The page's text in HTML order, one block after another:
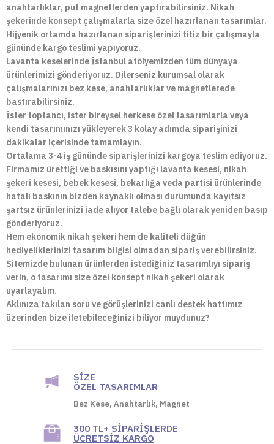
anahtarlıklar, puf magnetlerden yaptırabilirsiniz. Nikah
şekerinde konsept çalışmalarla size özel hazırlanan tasarımlar.
Hijyenik ortamda hazırlanan siparişlerinizi titiz bir çalışmayla
gününde kargo teslimi yapıyoruz.
Lavanta keselerinde İstanbul atölyemizden tüm dünyaya
ürünlerimizi gönderiyoruz. Dilerseniz kurumsal olarak
çalışmalarınızı bez kese, anahtarlıklar ve magnetlerede
bastırabilirsiniz.
İster toptancı, ister bireysel herkese özel tasarımlarla veya
kendi tasarımınızı yükleyerek 3 kolay adımda siparişinizi
dakikalar içerisinde tamamlayın.
Ortalama 3-4 iş gününde siparişlerinizi kargoya teslim ediyoruz.
Firmamız ürettiği ve baskısını yaptığı lavanta kesesi, nikah
şekeri kesesi, bebek kesesi, bekarlığa veda partisi ürünlerinde
hatalı baskının bizden kaynaklı olması durumunda kayıtsız
şartsız ürünlerinizi iade alıyor talebe bağlı olarak yeniden basıp
gönderiyoruz.
Hem ekonomik nikah şekeri hem de kaliteli düğün
hediyeliklerinizi tasarım bilgisi olmadan sipariş verebilirsiniz.
Sitemizde bulunan ürünlerden istediğiniz tasarımlıyı sipariş
verin, o tasarımı size özel konsept nikah şekeri olarak
uyarlayalım.
Aklınıza takılan soru ve görüşlerinizi canlı destek hattımız
üzerinden bize iletebileceğinizi biliyor muydunuz?
SIZE
ÖZEL TASARIMLAR
Bez Kese, Anahtarlık, Magnet
300 TL+ SIPARIŞLERDE
ÜCRETSIZ KARGO